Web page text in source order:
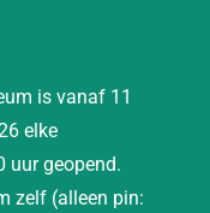
is vanaf 11
elke
uur geopend.
zelf (alleen pin: